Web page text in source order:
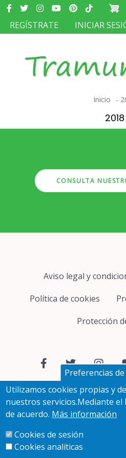
Pasar
contenido
Redes
sociales
MENÚ
DEL
D'USUARI
REGÍSTRATE INICIAR
Sobrescribir
de
navegación
Inicio
2018
CONSULTA
página
Aviso legal y
Política de cookies
Protección
Preferencias
Utilizamos cookies propias y
nuestros servicios.Mediante el
de acuerdo. Más información
Cookies de sesión
Cookies analíticas